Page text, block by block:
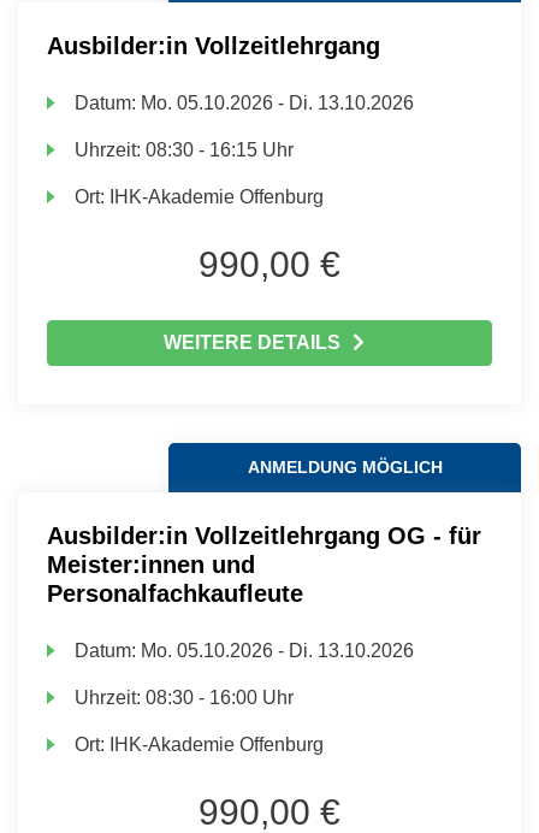
Ausbilder:in Vollzeitlehrgang
Datum: Mo. 05.10.2026 - Di. 13.10.2026
Uhrzeit:08:30 - 16:15 Uhr
Ort: IHK-Akademie Offenburg
990,00 €
WEITERE DETAILS
ANMELDUNG MÖGLICH
Ausbilder:in Vollzeitlehrgang OG - für
Meister:innen und
Personalfachkaufleute
Datum: Mo. 05.10.2026 - Di. 13.10.2026
Uhrzeit:08:30 - 16:00 Uhr
Ort: IHK-Akademie Offenburg
990,00 €